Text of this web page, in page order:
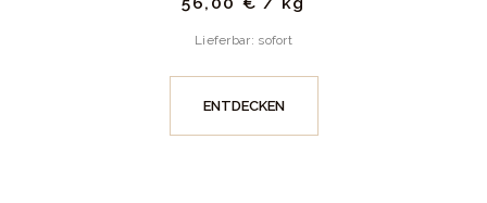
Lieferbar: sofort
ENTDECKEN